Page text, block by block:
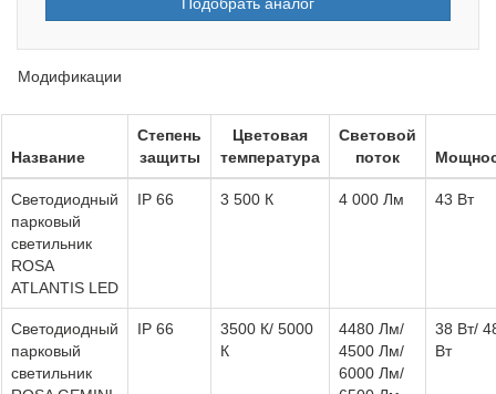
Модификации
Название
Степень
защиты
Цветовая
температура
Световой
поток
Светодиодный
парковый
светильник
ROSA
ATLANTIS LED
IP 66 3 500 К 4 000 Лм 43 Вт
Светодиодный
парковый
светильник
IP 66
3500 К/ 5000
К
4480 Лм/
4500 Лм/
6000 Лм/
38 Вт/
Вт